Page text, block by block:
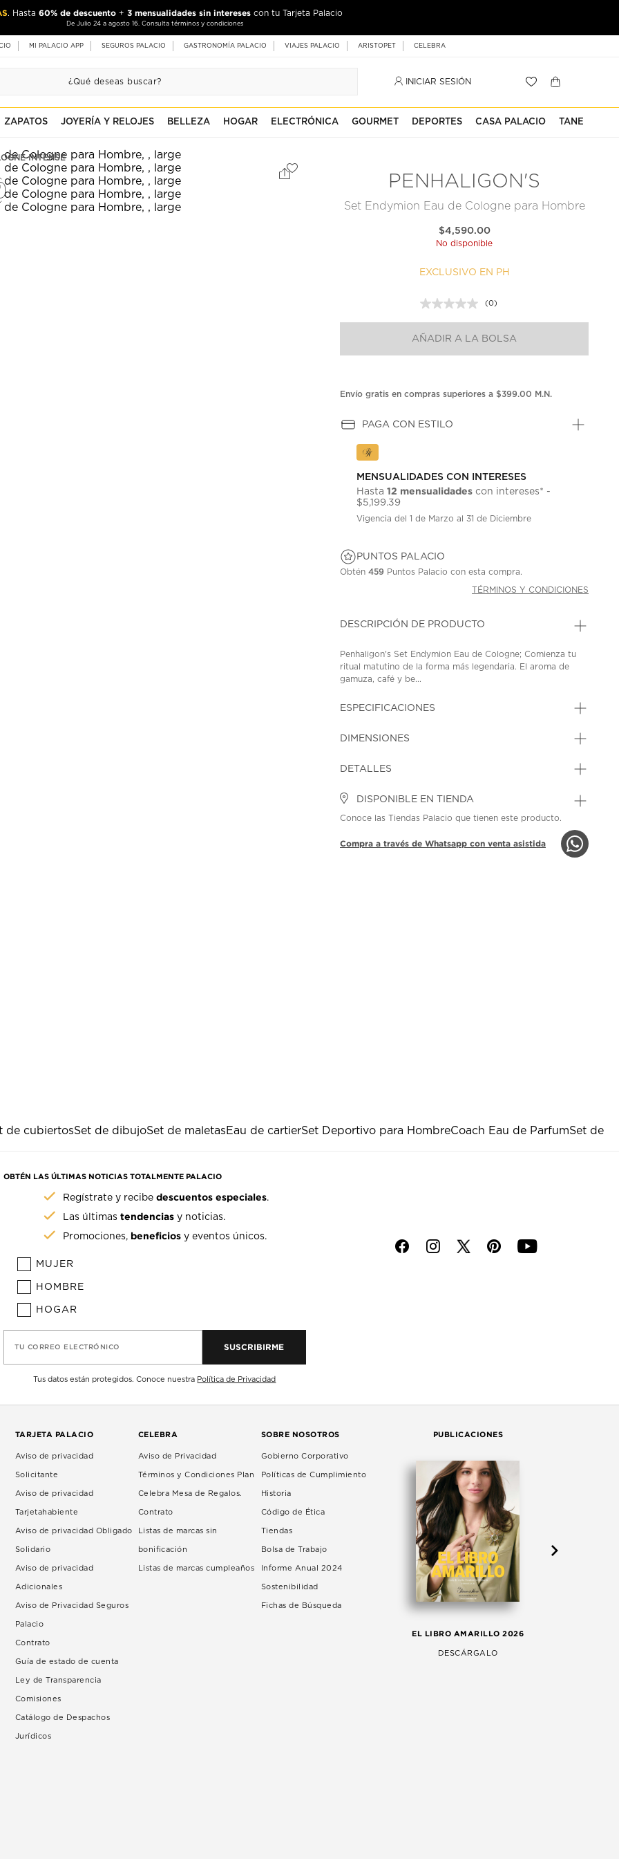
. Hasta 60% de descuento + 3 mensualidades sin intereses con tu Tarjeta Palacio
De Julio 24 a agosto 16. Consulta términos y condiciones
MI PALACIO APP SEGUROS PALACIO GASTRONOMÍA PALACIO VIAJES PALACIO ARISTOPET CELEBRA
INICIAR SESIÓN
ZAPATOS JOYERÍA Y RELOJES BELLEZA HOGAR ELECTRÓNICA GOURMET DEPORTES CASA PALACIO TANE
INTENSE
PENHALIGON'S
Set Endymion Eau de Cologne para Hombre
$4,590.00
No disponible
EXCLUSIVO EN PH
Sin
puntuación.
en
la
(0)
AÑADIR A LA BOLSA
Envío gratis en compras superiores a $399.00 M.N.
PAGA CON ESTILO
MENSUALIDADES CON INTERESES
Hasta12 mensualidades con intereses* -
$5,199.39
Vigencia del 1 de Marzo al 31 de Diciembre
PUNTOS PALACIO
Obtén459 Puntos Palacio con esta compra.
TÉRMINOS Y CONDICIONES
DESCRIPCIÓN DE PRODUCTO
Penhaligon's Set Endymion Eau de Cologne; Comienza tu
ritual matutino de la forma más legendaria. El aroma de
gamuza, café y be...
ESPECIFICACIONES
DIMENSIONES
DETALLES
DISPONIBLE EN TIENDA
Conoce las Tiendas Palacio que tienen este producto.
Compra a través de Whatsapp con venta asistida
de cubiertosSet de dibujoSet de maletasEau de cartierSet Deportivo para HombreCoach Eau de ParfumSet de
OBTÉN LAS ÚLTIMAS NOTICIAS TOTALMENTE PALACIO
Regístrate y recibedescuentos especiales.
Las últimastendencias y noticias.
Promociones, beneficios y eventos únicos.
MUJER
HOMBRE
HOGAR
TU CORREO ELECTRÓNICO SUSCRIBIRME
Tus datos están protegidos. Conoce nuestra Política de Privacidad
f i p y
TARJETA PALACIO
Aviso de privacidad
Solicitante
Aviso de privacidad
Tarjetahabiente
Aviso de privacidad Obligado
Solidario
Aviso de privacidad
Adicionales
Aviso de Privacidad Seguros
Palacio
Contrato
Guía de estado de cuenta
Ley de Transparencia
Comisiones
Catálogo de Despachos
Jurídicos
CELEBRA
Aviso de Privacidad
Términos y Condiciones Plan
Celebra Mesa de Regalos.
Contrato
Listas de marcas sin
bonificación
Listas de marcas cumpleaños
SOBRE NOSOTROS
Gobierno Corporativo
Políticas de Cumplimiento
Historia
Código de Ética
Tiendas
Bolsa de Trabajo
Informe Anual 2024
Sostenibilidad
Fichas de Búsqueda
PUBLICACIONES
EL LIBRO AMARILLO 2026
DESCÁRGALO